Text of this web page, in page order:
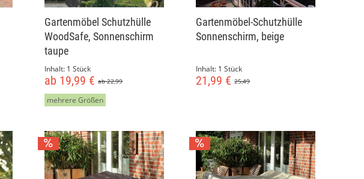
Gartenmöbel Schutzhülle
WoodSafe, Sonnenschirm
taupe
Inhalt: 1 Stück
ab 22,99
ab 19,99 €
mehrere Größen
Gartenmöbel-Schutzhülle
Sonnenschirm, beige
Inhalt: 1 Stück
25,49
21,99 €